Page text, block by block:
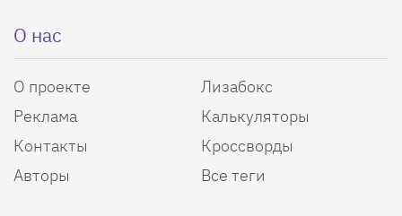
О нас
О проекте
Реклама
Контакты
Авторы
Лизабокс
Калькуляторы
Кроссворды
Все теги